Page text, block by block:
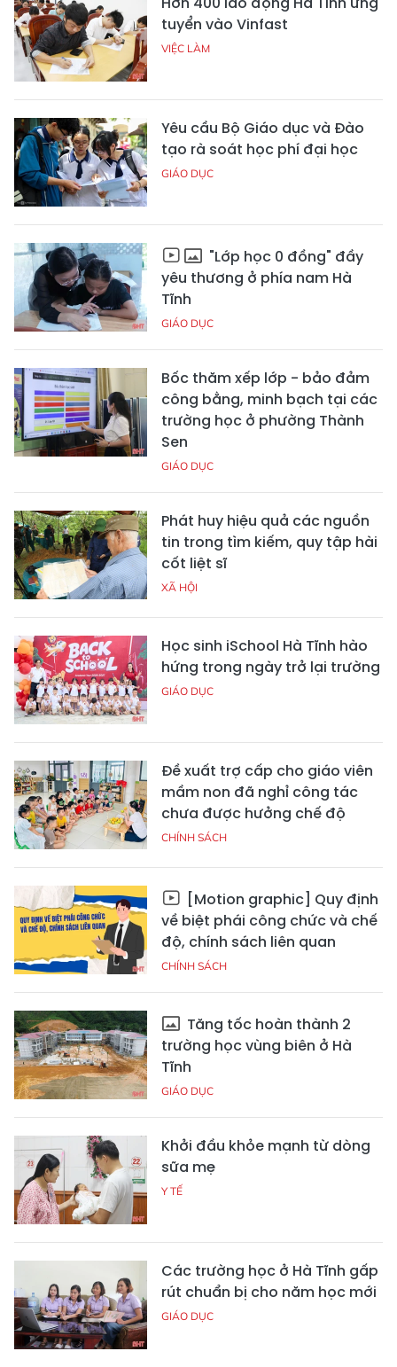
tuyển vào Vinfast
VIỆC LÀM
Yêu cầu Bộ Giáo dục và Đào
tạo rà soát học phí đại học
GIÁO DỤC
"Lớp học 0 đồng" đầy
yêu thương ở phía nam Hà
Tĩnh
GIÁO DỤC
Bốc thăm xếp lớp - bảo đảm
công bằng, minh bạch tại các
trường học ở phường Thành
Sen
GIÁO DỤC
Phát huy hiệu quả các nguồn
tin trong tìm kiếm, quy tập hài
cốt liệt sĩ
XÃ HỘI
Học sinh iSchool Hà Tĩnh hào
hứng trong ngày trở lại trường
GIÁO DỤC
Đề xuất trợ cấp cho giáo viên
mầm non đã nghỉ công tác
chưa được hưởng chế độ
CHÍNH SÁCH
[Motion graphic] Quy định
về biệt phái công chức và chế
độ, chính sách liên quan
CHÍNH SÁCH
Tăng tốc hoàn thành 2
trường học vùng biên ở Hà
Tĩnh
GIÁO DỤC
Khởi đầu khỏe mạnh từ dòng
sữa mẹ
Y TẾ
Các trường học ở Hà Tĩnh gấp
rút chuẩn bị cho năm học mới
GIÁO DỤC